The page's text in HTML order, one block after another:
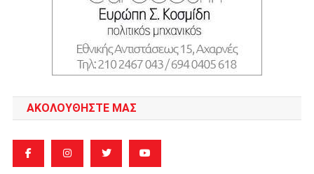
ΑΚΟΛΟΥΘΉΣΤΕ ΜΑΣ